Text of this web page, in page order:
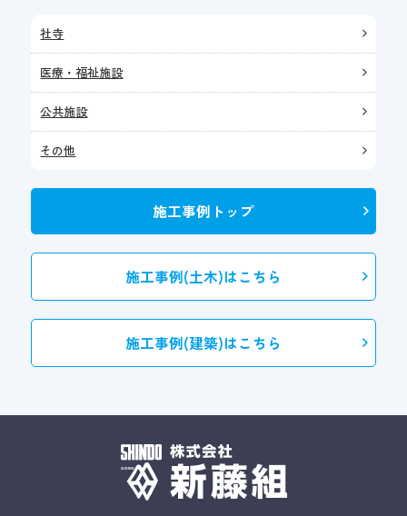
社寺
医療・福祉施設
公共施設
その他
施工事例トップ
施工事例(土木)はこちら
施工事例(建築)はこちら